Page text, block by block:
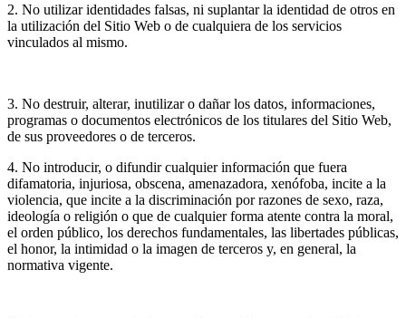
2. No utilizar identidades falsas, ni suplantar la identidad de otros en
la utilización del Sitio Web o de cualquiera de los servicios
vinculados al mismo.
3. No destruir, alterar, inutilizar o dañar los datos, informaciones,
programas o documentos electrónicos de los titulares del Sitio Web,
de sus proveedores o de terceros.
4. No introducir, o difundir cualquier información que fuera
difamatoria, injuriosa, obscena, amenazadora, xenófoba, incite a la
violencia, que incite a la discriminación por razones de sexo, raza,
ideología o religión o que de cualquier forma atente contra la moral,
el orden público, los derechos fundamentales, las libertades públicas,
el honor, la intimidad o la imagen de terceros y, en general, la
normativa vigente.